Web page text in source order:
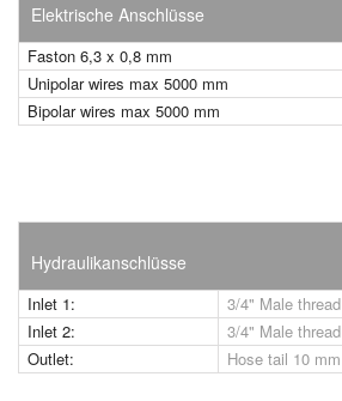
Elektrische Anschlüsse
Faston 6,3 x 0,8 mm
Unipolar wires max 5000 mm
Bipolar wires max 5000 mm
Hydraulikanschlüsse
Inlet 1:
3/4" Male thread
Inlet 2:
3/4" Male thread
Outlet:
Hose tail 10 mm